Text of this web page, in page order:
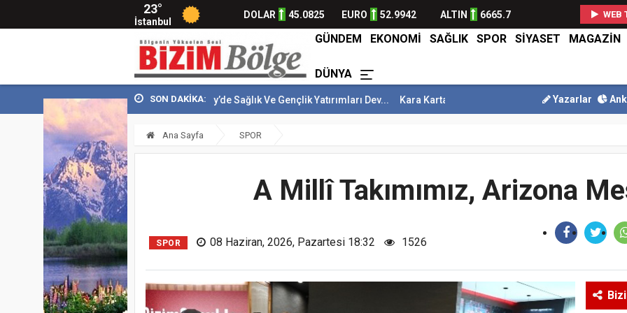
23°
İstanbul
DOLAR 45.0825 EURO 52.9942 ALTIN 6665.7 WEB
GÜNDEM EKONOMİ SAĞLIK SPOR SİYASET MAGAZİN
DÜNYA
SON DAKİKA:
Çekmeköy’de Sağlık Ve Gençlik Yatırımları Dev... Kara Kartal Pençesini Attı Fenerbahçe Galibiyetle Avantajı
Yazarlar
Ana Sayfa SPOR
A Millî Takımımız, Arizona
SPOR 08 Haziran, 2026, Pazartesi 18:32 1526